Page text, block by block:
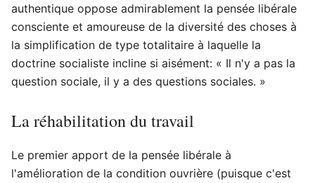
authentique oppose admirablement la pensée libérale
consciente et amoureuse de la diversité des choses à
la simplification de type totalitaire à laquelle la
doctrine socialiste incline si aisément: « Il n'y a pas la
question sociale, il y a des questions sociales. »
La réhabilitation du travail
Le premier apport de la pensée libérale à
l'amélioration de la condition ouvrière (puisque c'est